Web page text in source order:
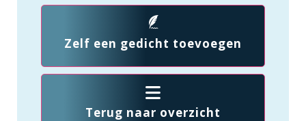
Zelf een gedicht toevoegen
Terug naar overzicht